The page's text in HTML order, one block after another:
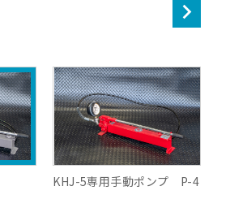
KHJ-5専用手動ポンプ P-4